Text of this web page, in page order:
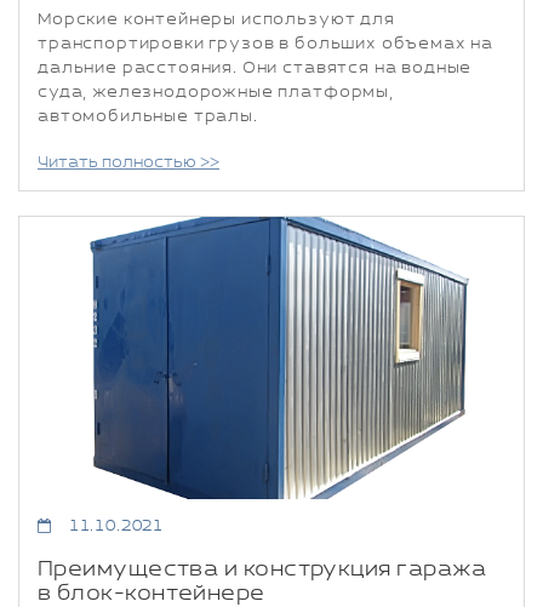
Морские контейнеры используют для
транспортировки грузов в больших объемах на
дальние расстояния. Они ставятся на водные
суда, железнодорожные платформы,
автомобильные тралы.
Читать полностью >>
11.10.2021
Преимущества и конструкция гаража
в блок-контейнере